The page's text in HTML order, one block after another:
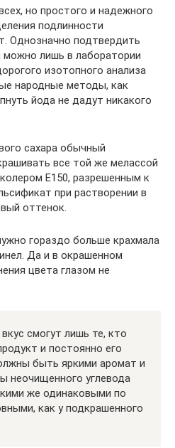
но простого и надежного
подлинности
Однозначно подтвердить
лишь в лаборатории
изотопного анализа
народные методы, как
йода не дадут никакого
сахара обычный
все той же мелассой
Е150, разрешенным к
при растворении в
оттенок.
гораздо больше крахмала
Да и в окрашенном
цвета глазом не
смогут лишь те, кто
и постоянно его
быть яркими аромат и
неочищенного углевода
же одинаковыми по
как у подкрашенного